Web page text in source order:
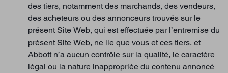
des tiers, notamment des marchands, des vendeurs,
des acheteurs ou des annonceurs trouvés sur le
présent Site Web, qui est effectuée par l’entremise du
présent Site Web, ne lie que vous et ces tiers, et
Abbott n’a aucun contrôle sur la qualité, le caractère
légal ou la nature inappropriée du contenu annoncé